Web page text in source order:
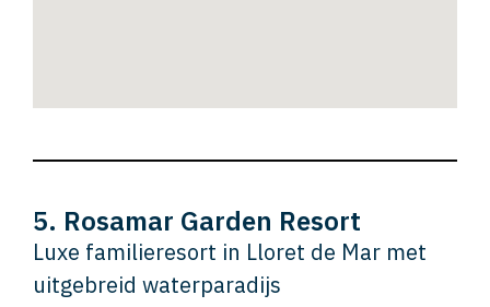
5. Rosamar Garden Resort
Luxe familieresort in Lloret de Mar met
uitgebreid waterparadijs